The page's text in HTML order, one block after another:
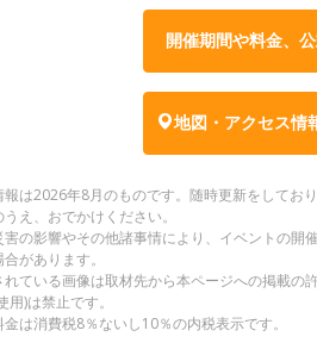
開催期間や料金、
地図・アクセス情
は2026年8月のものです。随時更新をしてお
え、おでかけください。
の影響やその他諸事情により、イベントの開
があります。
ている画像は取材先から本ページへの掲載の
用)は禁止です。
は消費税8％ないし10％の内税表示です。